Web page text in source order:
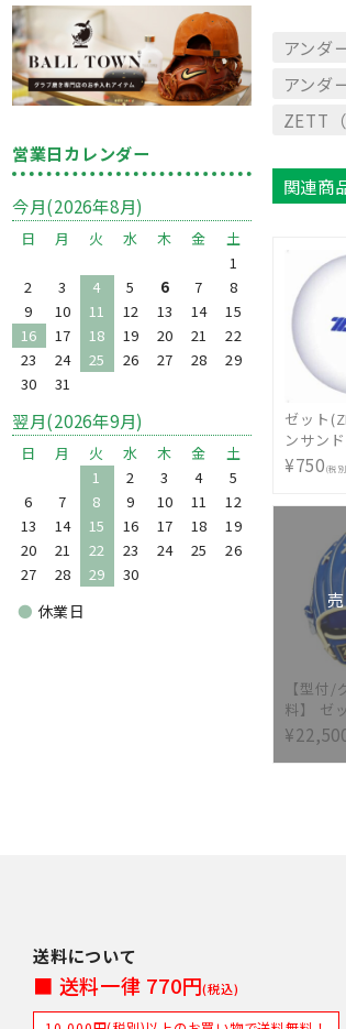
アンダ
アンダ
ZETT
関連商
ゼット
ンサン
ングボー
¥750(税
【型付/
料】 ゼ
年軟式グ
テイタ
営業日カレンダー
今月(2026年8月)
日 月 火 水 木 金
土
1
2
3 4 5 6 7
8
9
10 11 12 13 14
15
16
17 18 19 20 21
22
23
24 25 26 27 28
29
30
31
翌月(2026年9月)
日 月 火 水 木 金
土
1
2 3 4
5
6
7 8 9 10 11
12
13
14 15 16 17 18
19
20
21 22 23 24 25
26
27
28 29 30
● 休業日
送料について
■ 送料一律 770円(税込)